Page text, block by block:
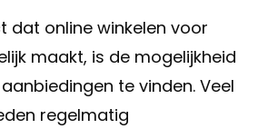
dat online winkelen voor
maakt, is de mogelijkheid
te vinden. Veel
regelmatig